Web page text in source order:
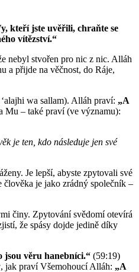
kteří jste uvěřili, chraňte se
vítězství.“
nebyl stvořen pro nic z nic. Alláh
a přijde na věčnost, do Ráje,
wa sallam). Alláh praví: „A
Mu – také praví (ve významu):
je ten, kdo následuje jen své
Je lepší, abyste zpytovali své
člověka je jako zrádný společník –
činy. Zpytování svědomí otevírá
že spásy dojde jedině díky
jsou věru hanebníci.“ (59:19)
jak praví Všemohoucí Alláh: „A